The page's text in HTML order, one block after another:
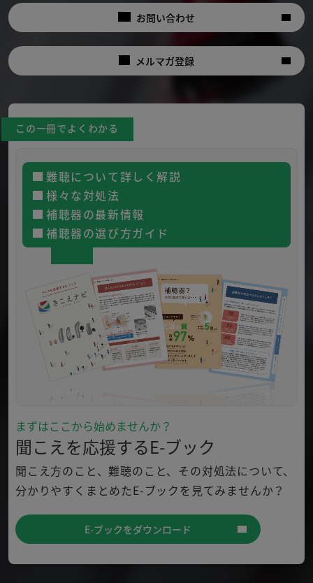
お問い合わせ
メルマガ登録
この一冊でよくわかる
まずはここから始めませんか？
聞こえを応援するE-ブック
聞こえ方のこと、難聴のこと、その対処法について、
分かりやすくまとめたE-ブックを見てみませんか？
E-ブックをダウンロード
難聴について詳しく解説
様々な対処法
補聴器の最新情報
補聴器の選び方ガイド